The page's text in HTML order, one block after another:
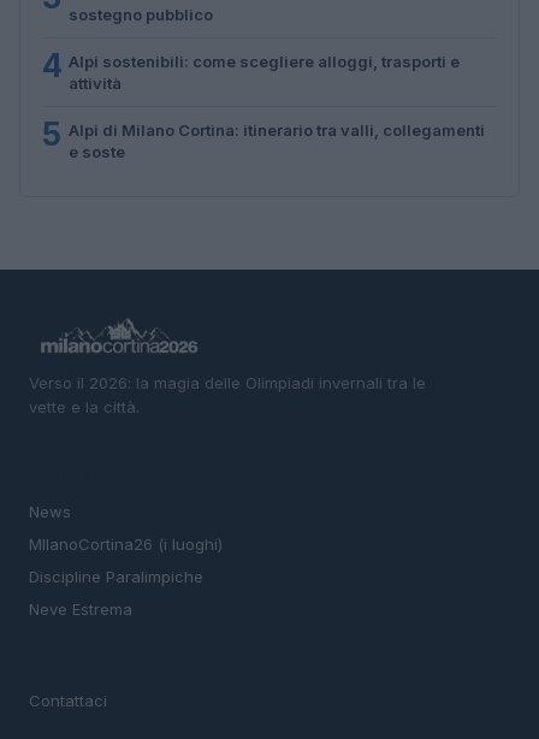
sostegno pubblico
4 Alpi sostenibili: come scegliere alloggi, trasporti e
attività
5 Alpi di Milano Cortina: itinerario tra valli, collegamenti
e soste
Verso il 2026: la magia delle Olimpiadi invernali tra le
vette e la città.
News
MIlanoCortina26 (i luoghi)
Discipline Paralimpiche
Neve Estrema
Contattaci